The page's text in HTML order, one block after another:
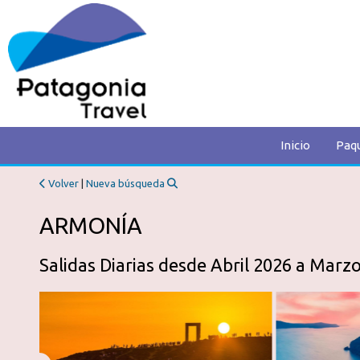
Inicio
Volver| Nueva búsqueda
ARMONÍA
Salidas Diarias desde Abril 2026 a